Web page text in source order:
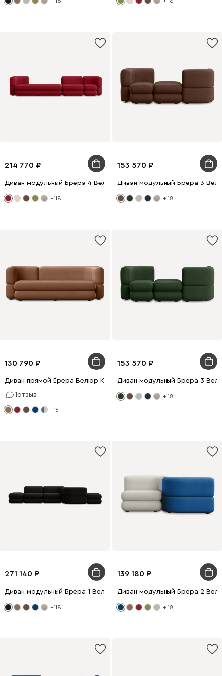
214 770
Диван модульный Брера 4 Велюр Красный
+118
153 570
Диван модульный Брера 3
+118
130 790
Диван прямой Брера Велюр Карамельный
1отзыв
+16
153 570
Диван модульный Брера 3
+118
271 140
Диван модульный Брера 1 Велюр Черный
+118
139 180
Диван модульный Брера 2
+118